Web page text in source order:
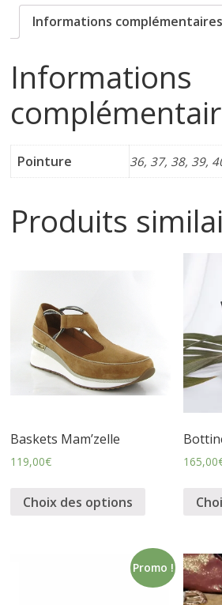
i
n
i
n
e
h
a
u
s
s
Informations complémentaires
Informations
Pointure 36, 37, 38, 39,
Produits
Baskets Mam’zelle
119,00€
Choix des options
165,00
Promo !